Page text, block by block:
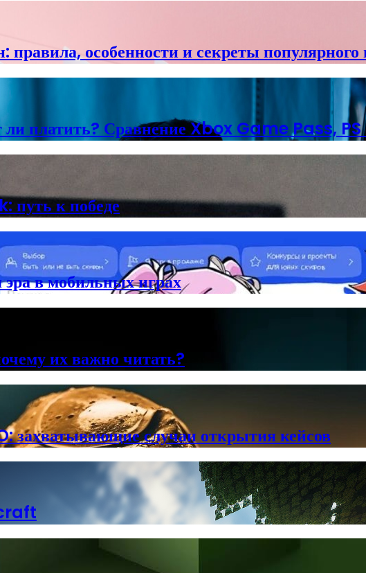
особенности и секреты популярного
платить? Сравнение Xbox Game Pass, PS
путь к победе
в мобильных играх
их важно читать?
захватывающие случаи открытия кейсов